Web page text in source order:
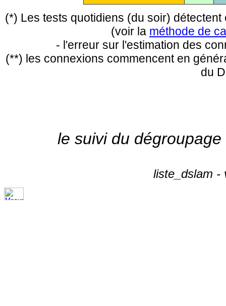
(*) Les tests quotidiens (du soir)
(voir la méthode de
- l'erreur sur l'estimation des
(**) les connexions commencent en
du
le suivi du
liste_dslam -